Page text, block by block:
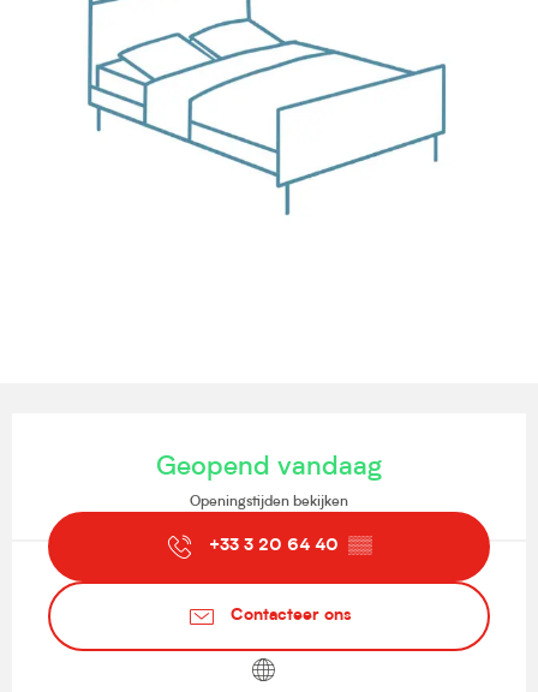
Geopend vandaag
Openingstijden bekijken
+33 3 20 64 40 ▒▒
Contacteer ons